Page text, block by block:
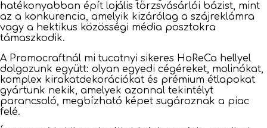
hatékonyabban épít lojális törzsvásárlói bázist, mint
az a konkurencia, amelyik kizárólag a szájreklámra
vagy a hektikus közösségi média posztokra
támaszkodik.
A Promocraftnál mi tucatnyi sikeres HoReCa hellyel
dolgozunk együtt: olyan egyedi cégéreket, molinókat,
komplex kirakatdekorációkat és prémium étlapokat
gyártunk nekik, amelyek azonnal tekintélyt
parancsoló, megbízható képet sugároznak a piac
felé.